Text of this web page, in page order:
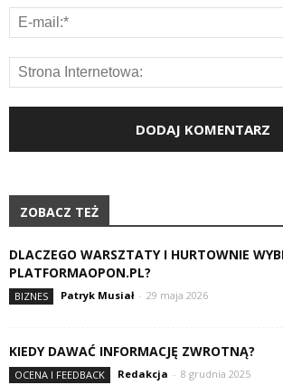
ZOBACZ TEŻ
DLACZEGO WARSZTATY I HURTOWNIE
PLATFORMAOPON.PL?
BIZNES Patryk Musiał - 29 maja 2026
KIEDY DAWAĆ INFORMACJĘ ZWROTNĄ?
OCENA I FEEDBACK Redakcja - 8 grudnia 2025